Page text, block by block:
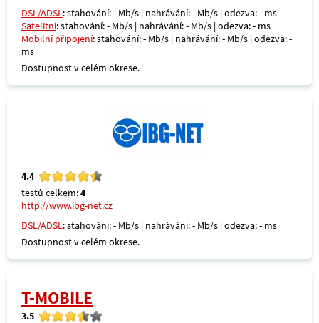
DSL/ADSL: stahování: - Mb/s | nahrávání: - Mb/s | odezva: - ms
Satelitní: stahování: - Mb/s | nahrávání: - Mb/s | odezva: - ms
Mobilní připojení: stahování: - Mb/s | nahrávání: - Mb/s | odezva: -
ms
Dostupnost v celém okrese.
4.4
testů celkem:4
http://www.ibg-net.cz
DSL/ADSL: stahování: - Mb/s | nahrávání: - Mb/s | odezva: - ms
Dostupnost v celém okrese.
T-MOBILE
3.5